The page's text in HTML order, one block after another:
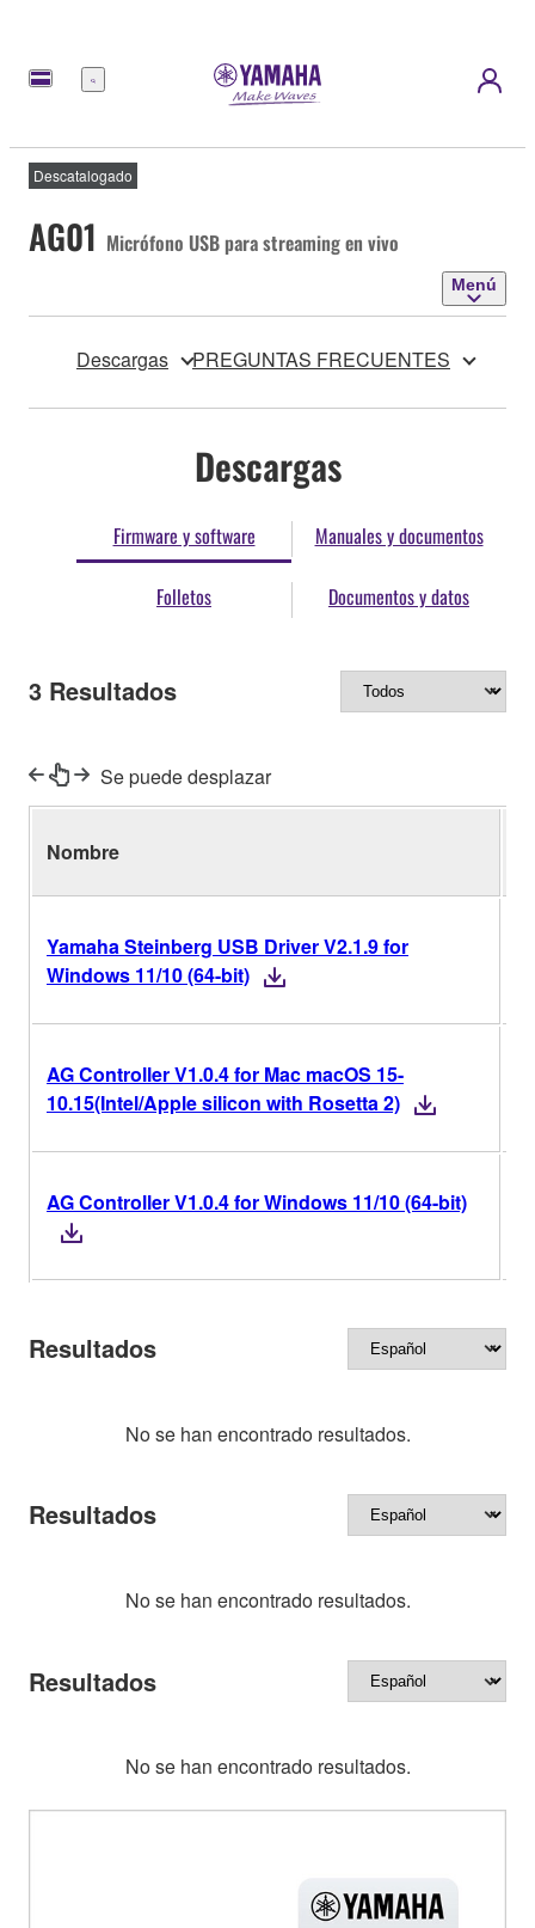
Menú
Descatalogado
AG01 Micrófono USB para streaming en vivo
Menú
Descargas PREGUNTAS FRECUENTES
Descargas
Firmware y software Manuales y documentos
Folletos Documentos y datos
3 Resultados
Se puede desplazar
Nombre
Yamaha Steinberg USB Driver V2.1.9 for
Windows 11/10 (64-bit)
AG Controller V1.0.4 for Mac macOS 15-
10.15(Intel/Apple silicon with Rosetta 2)
AG Controller V1.0.4 for Windows 11/10 (64-bit)
Resultados
No se han encontrado resultados.
Resultados
No se han encontrado resultados.
Resultados
No se han encontrado resultados.